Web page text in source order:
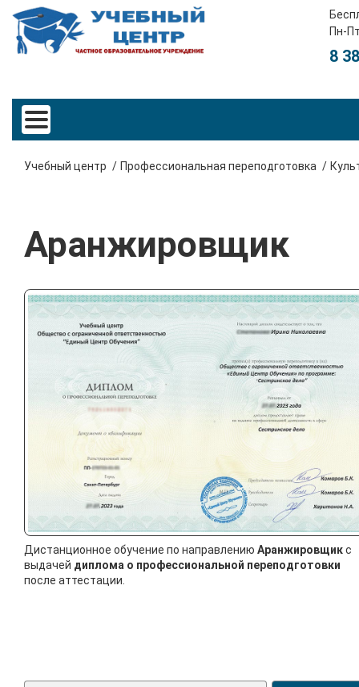
Пн-
8
Учебный центр Профессиональная переподготовка
Аранжировщик
Дистанционное обучение по направлению Аранжировщикс
выдачей диплома о профессиональной переподготовки
после аттестации.